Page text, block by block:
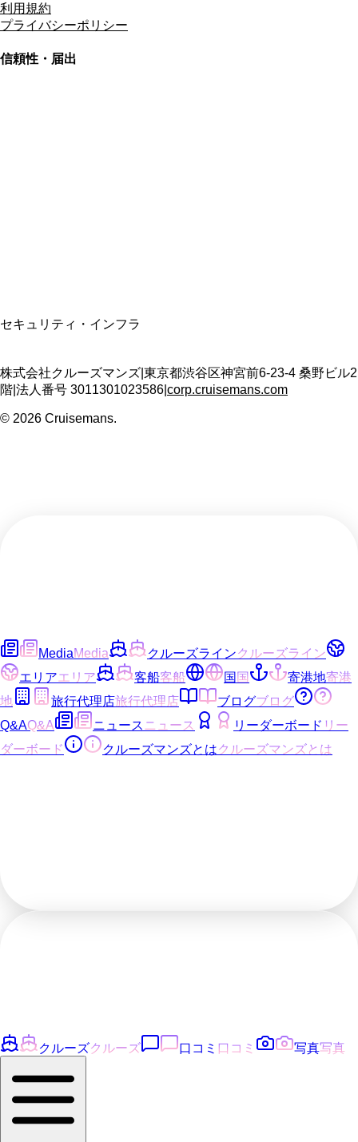
利用規約
プライバシーポリシー
信頼性・届出
セキュリティ・インフラ
株式会社クルーズマンズ 東京都渋谷区神宮前6-23-4 桑野ビル2
階 法人番号 3011301023586 corp.cruisemans.com
© 2026 Cruisemans.
MediaMedia クルーズラインクルーズライン
エリアエリア 客船客船 国国 寄港地寄港
地
旅行代理店旅行代理店 ブログブログ
Q&AQ&A ニュース ニュース リーダーボード リー
ダーボード
クルーズマンズとはクルーズマンズとは
クルーズクルーズ 口コミ 口コミ 写真写真